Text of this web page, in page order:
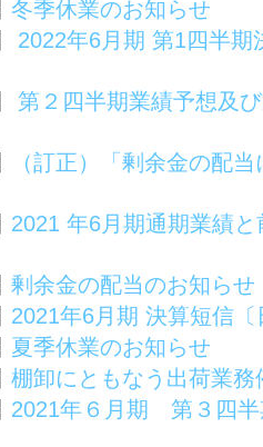
冬季休業のお知らせ
2022年6月期 第1四半
第２四半期業績予想及
（訂正）「剰余金の配
2021 年6月期通期業績
剰余金の配当のお知らせ
2021年6月期 決算短信
夏季休業のお知らせ
棚卸にともなう出荷業務
2021年６月期 第３四半